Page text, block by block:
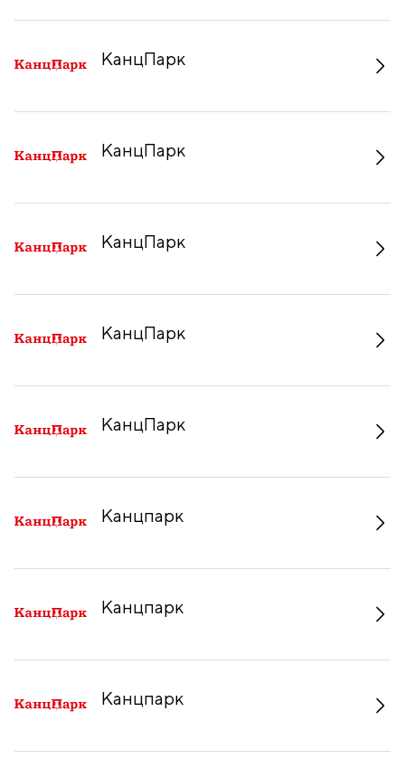
КанцПарк
КанцПарк
КанцПарк
КанцПарк
КанцПарк
Канцпарк
Канцпарк
Канцпарк